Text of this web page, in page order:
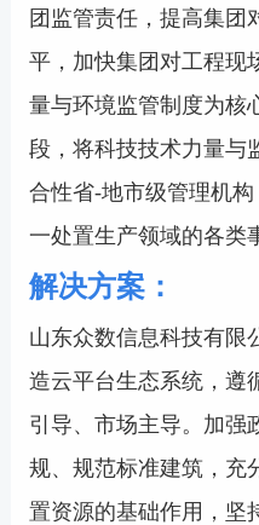
团监管责任，提高集团
平，加快集团对工程现
量与环境监管制度为核
段，将科技技术力量与
合性省-地市级管理机
一处置生产领域的各类
解决方案：
山东众数信息科技有限
造云平台生态系统，遵
引导、市场主导。加强
规、规范标准建筑，充
置资源的基础作用，坚